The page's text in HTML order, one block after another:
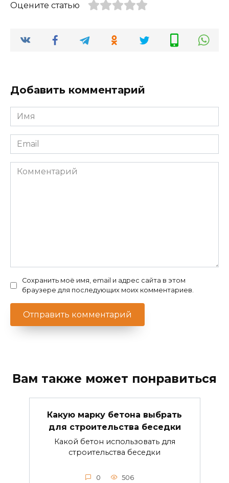
Оцените статью
Добавить комментарий
Имя
*
Email
*
Комментарий
Сохранить моё имя, email и адрес сайта в этом
браузере для последующих моих комментариев.
Вам также может понравиться
Какую марку бетона выбрать
для строительства беседки
Какой бетон использовать для
строительства беседки
0 506